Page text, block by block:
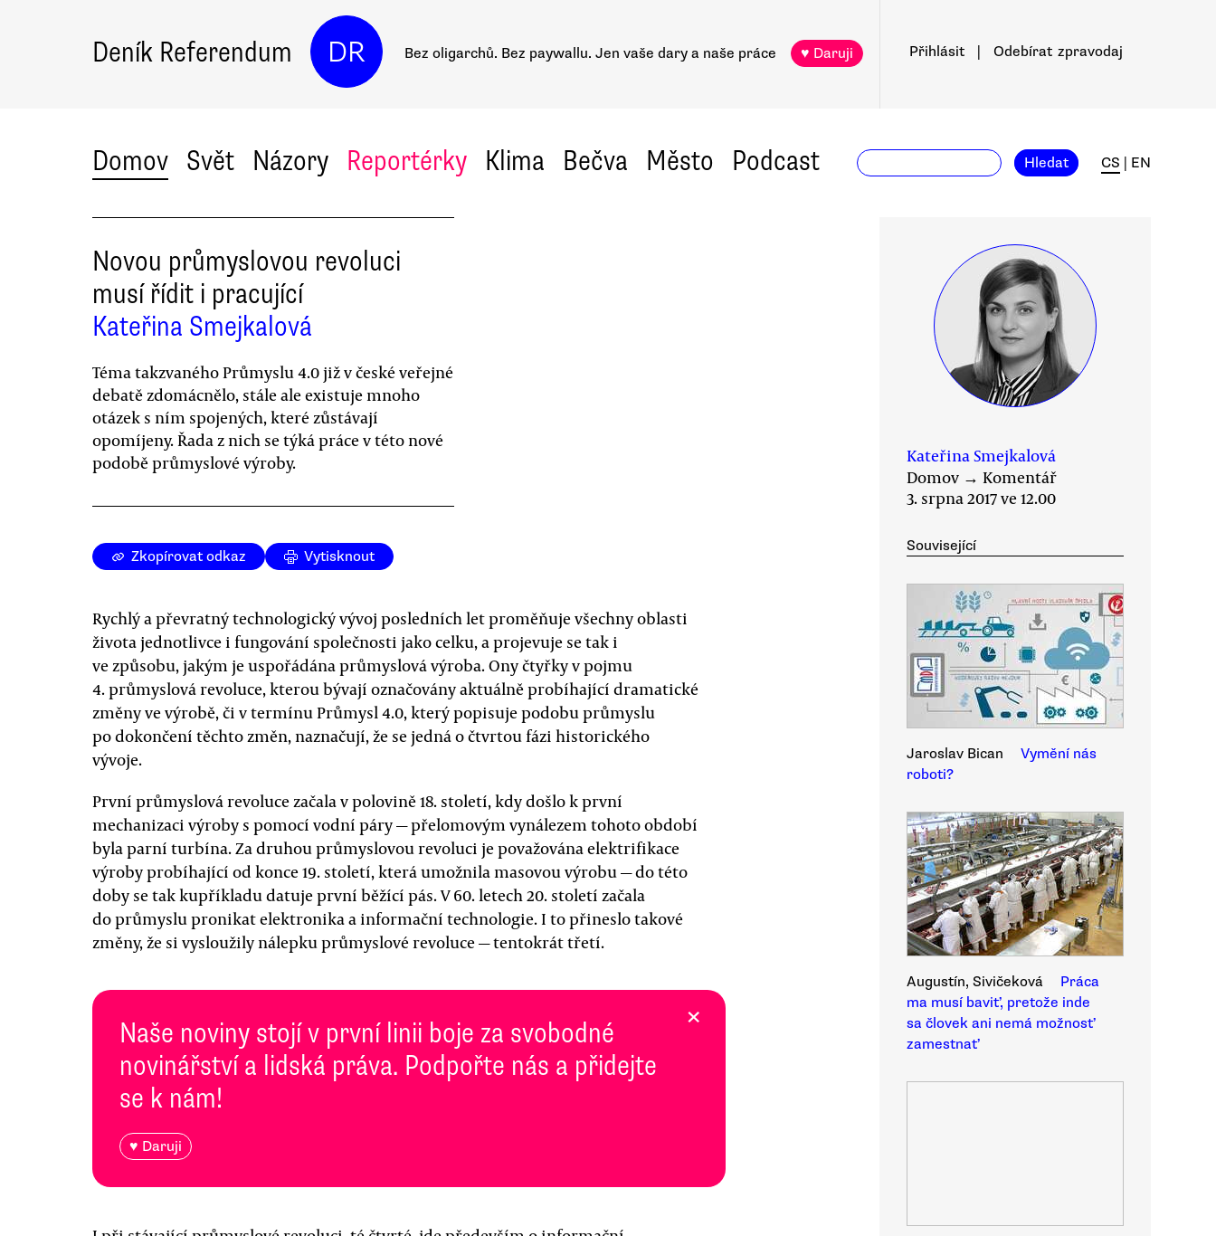
Deník Referendum DR Bez oligarchů. Bez paywallu. Jen vaše dary a naše práce ♥ Daruji Přihlásit Odebírat zpravodaj
Domov Svět Názory Reportérky Klima Bečva Město Podcast Hledat CS EN
Novou průmyslovou revoluci
musí řídit i pracující
Kateřina Smejkalová
Téma takzvaného Průmyslu 4.0 již v české veřejné
debatě zdomácnělo, stále ale existuje mnoho
otázek s ním spojených, které zůstávají
opomíjeny. Řada z nich se týká práce v této nové
podobě průmyslové výroby.
Zkopírovat odkaz Vytisknout
Rychlý a převratný technologický vývoj posledních let proměňuje všechny oblasti
života jednotlivce i fungování společnosti jako celku, a projevuje se tak i
ve způsobu, jakým je uspořádána průmyslová výroba. Ony čtyřky v pojmu
4. průmyslová revoluce, kterou bývají označovány aktuálně probíhající dramatické
změny ve výrobě, či v termínu Průmysl 4.0, který popisuje podobu průmyslu
po dokončení těchto změn, naznačují, že se jedná o čtvrtou fázi historického
vývoje.
První průmyslová revoluce začala v polovině 18. století, kdy došlo k první
mechanizaci výroby s pomocí vodní páry — přelomovým vynálezem tohoto období
byla parní turbína. Za druhou průmyslovou revoluci je považována elektrifikace
výroby probíhající od konce 19. století, která umožnila masovou výrobu — do této
doby se tak kupříkladu datuje první běžící pás. V 60. letech 20. století začala
do průmyslu pronikat elektronika a informační technologie. I to přineslo takové
změny, že si vysloužily nálepku průmyslové revoluce — tentokrát třetí.
Naše noviny stojí v první linii boje za svobodné
novinářství a lidská práva. Podpořte nás a přidejte
se k nám!
♥ Daruji
×
Kateřina Smejkalová
Domov → Komentář
3. srpna 2017 ve 12.00
Související
Jaroslav Bican
Vymění nás
roboti?
Augustín, Sivičeková
Práca
ma musí baviť, pretože inde
sa človek ani nemá možnosť
zamestnať